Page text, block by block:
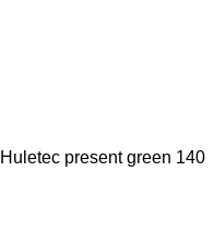
Huletec present green 140